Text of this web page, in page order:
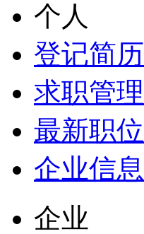
个人
登记简历
求职管理
最新职位
企业信息
企业